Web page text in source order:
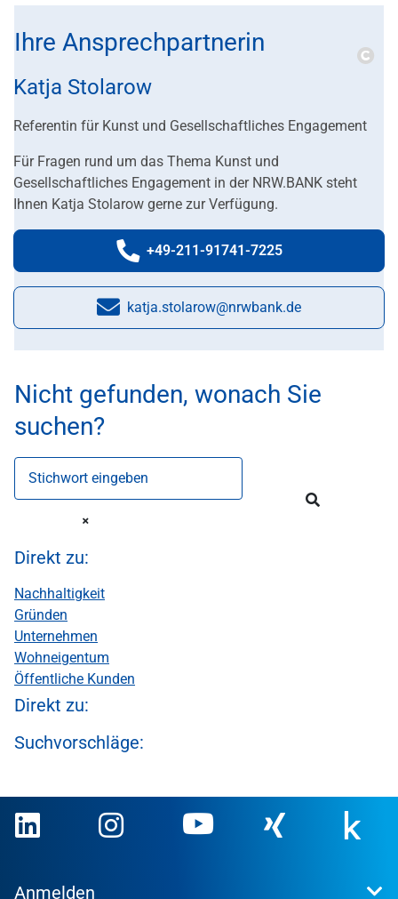
Ihre Ansprechpartnerin
Katja Stolarow
Referentin für Kunst und Gesellschaftliches Engagement
Für Fragen rund um das Thema Kunst und
Gesellschaftliches Engagement in der NRW.BANK steht
Ihnen Katja Stolarow gerne zur Verfügung.
Telefonnummer:
+49-211-91741-7225
E-Mail:
katja.stolarow@nrwbank.de
Nicht gefunden, wonach Sie
suchen?
Stichwort eingeben
Direkt zu:
Nachhaltigkeit
Gründen
Unternehmen
Wohneigentum
Öffentliche Kunden
Direkt zu:
Suchvorschläge:
Anmelden